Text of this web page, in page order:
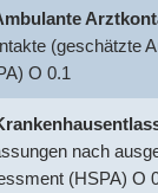
(geschätzte
O 0.1
nach
(HSPA) O